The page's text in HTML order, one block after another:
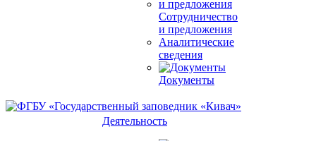
Сотрудничество
и предложения
Аналитические
сведения
Документы
Деятельность